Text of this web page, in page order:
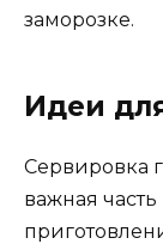
заморозке.
Идеи
Сервировка
важная